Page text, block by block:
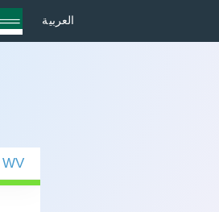
العربية
جميع صيغ التحويل لـWV